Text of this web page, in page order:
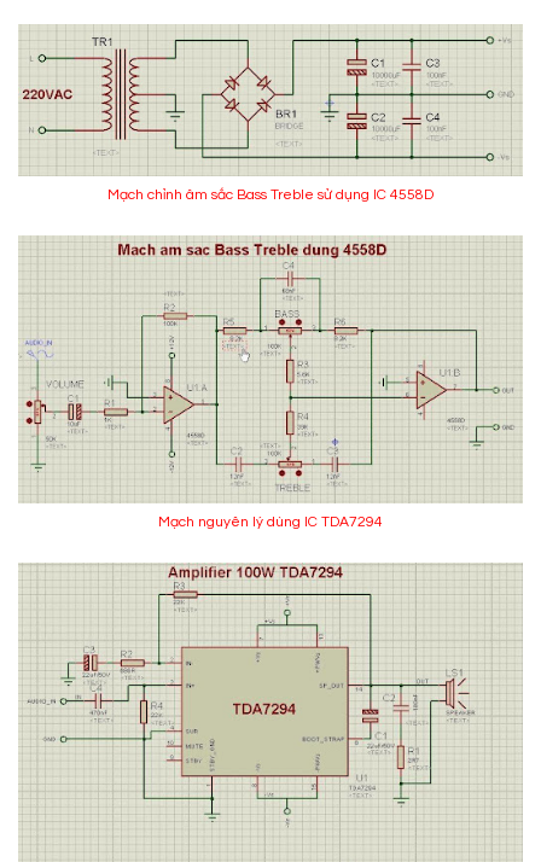
Mạch chỉnh âm sắc Bass Treble sử dụng IC 4558D
Mạch nguyên lý dùng IC TDA7294